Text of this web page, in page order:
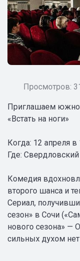
Просмотров:
Приглашаем
«Встать на ноги»
Когда: 12 апреля в
Где: Свердловский
Комедия
второго шанса и
Сериал,
сезон» в Сочи
нового сезона» —
сильных духом